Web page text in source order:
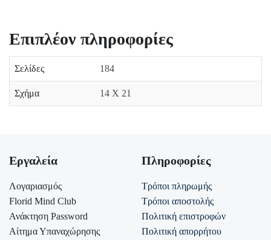
Επιπλέον πληροφορίες
Σελίδες 184
Σχήμα 14 Χ 21
Εργαλεία
Λογαριασμός
Florid Mind Club
Ανάκτηση Password
Αίτημα Υπαναχώρησης
Πληροφορίες
Τρόποι πληρωμής
Τρόποι αποστολής
Πολιτική επιστροφών
Πολιτική απορρήτου